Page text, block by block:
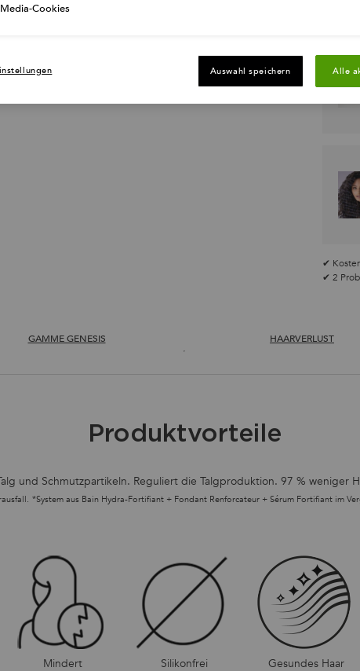
✔
✔ 2
GAMME GENESIS HAARVERLUST
Produktvorteile
und Schmutzpartikeln. Reguliert die Talgproduktion. 97 % weniger
*System aus Bain Hydra-Fortifiant + Fondant Renforcateur + Sérum Fortifiant im
Mindert
Silikonfrei Gesundes Haar
Cookies
Auswahl speichern Alle